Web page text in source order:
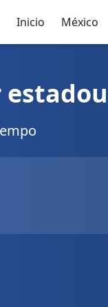
Inicio México